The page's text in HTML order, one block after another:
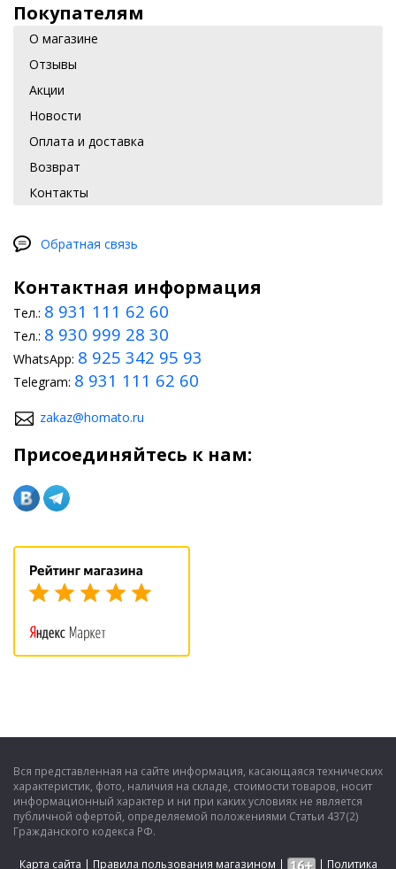
Покупателям
О магазине
Отзывы
Акции
Новости
Оплата и доставка
Возврат
Контакты
Обратная связь
Контактная информация
Тел.: 8 931 111 62 60
Тел.: 8 930 999 28 30
WhatsApp: 8 925 342 95 93
Telegram: 8 931 111 62 60
zakaz@homato.ru
Присоединяйтесь к нам:
Вся представленная на сайте информация, касающаяся технических
характеристик, фото, наличия на складе, стоимости товаров, носит
информационный характер и ни при каких условиях не является
публичной офертой, определяемой положениями Статьи 437(2)
Гражданского кодекса РФ.
Карта сайта | Правила пользования магазином | | Политика